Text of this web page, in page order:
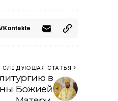
СЛЕДУЮЩАЯ СТАТЬЯ
в
Божией